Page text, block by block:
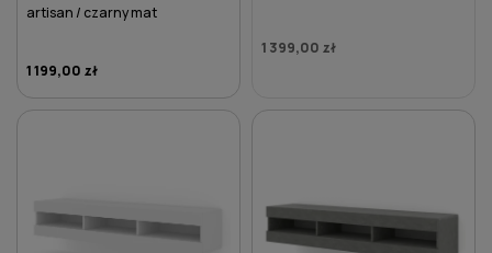
artisan / czarny mat
1 199,00 zł
1 399,00 zł